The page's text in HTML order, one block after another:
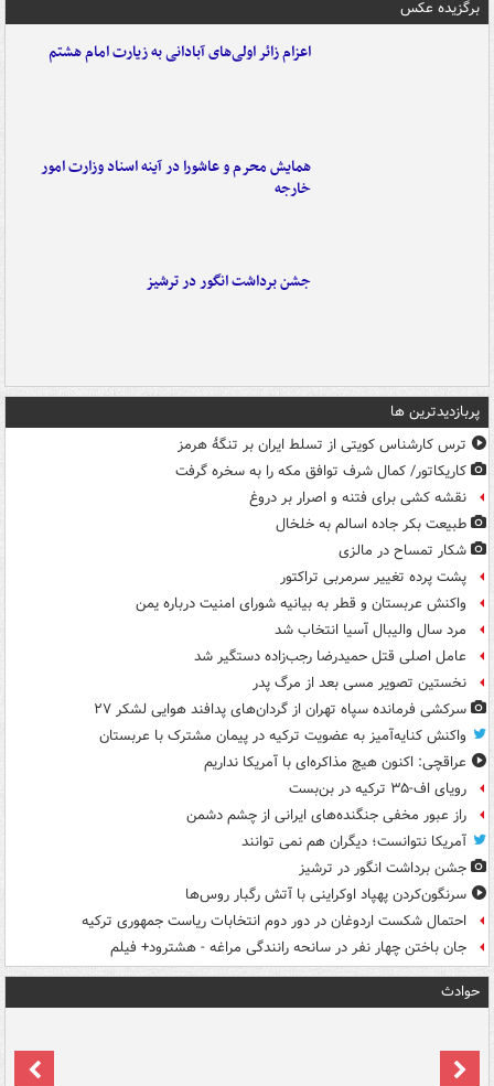
برگزیده عکس
اعزام زائر اولی‌های آبادانی به زیارت امام هشتم
همایش محرم و عاشورا در آینه اسناد وزارت امور
خارجه
جشن برداشت انگور در ترشیز
پربازدیدترین ها
ترس کارشناس کویتی از تسلط ایران بر تنگۀ هرمز
کاریکاتور/ کمال شرف توافق مکه را به سخره گرفت
نقشه کشی برای فتنه و اصرار بر دروغ
طبیعت بکر جاده اسالم به خلخال
شکار تمساح در مالزی
پشت پرده تغییر سرمربی تراکتور
واکنش عربستان و قطر به بیانیه شورای امنیت درباره یمن
مرد سال والیبال آسیا انتخاب شد
عامل اصلی قتل حمیدرضا رجب‌زاده دستگیر شد
نخستین تصویر مسی بعد از مرگ پدر
سرکشی فرمانده سپاه تهران از گردان‌های پدافند هوایی لشکر ۲۷
واکنش کنایه‌آمیز به عضویت ترکیه در پیمان مشترک با عربستان
عراقچی: اکنون هیچ مذاکره‌ای با آمریکا نداریم
رویای اف-۳۵ ترکیه در بن‌بست
راز عبور مخفی جنگنده‌های ایرانی از چشم دشمن
آمریکا نتوانست؛ دیگران هم نمی توانند
جشن برداشت انگور در ترشیز
سرنگون‌کردن پهپاد اوکراینی با آتش رگبار روس‌ها
احتمال شکست اردوغان در دور دوم انتخابات ریاست جمهوری ترکیه
جان باختن چهار نفر در سانحه رانندگی مراغه - هشترود+ فیلم
حوادث